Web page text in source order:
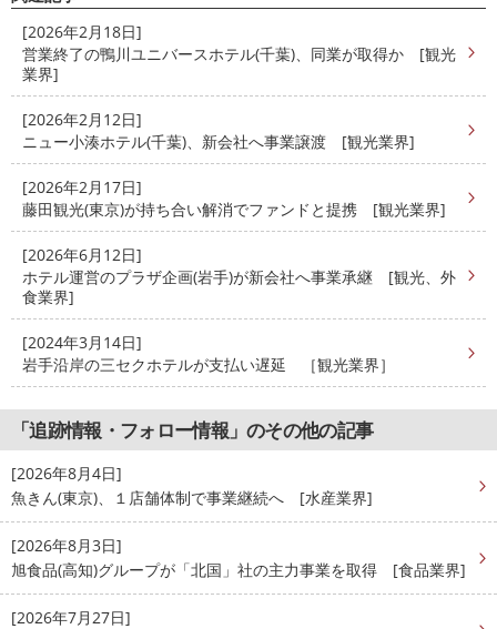
[2026年2月18日]
営業終了の鴨川ユニバースホテル(千葉)、同業が取得か [観光
業界]
[2026年2月12日]
ニュー小湊ホテル(千葉)、新会社へ事業譲渡 [観光業界]
[2026年2月17日]
藤田観光(東京)が持ち合い解消でファンドと提携 [観光業界]
[2026年6月12日]
ホテル運営のプラザ企画(岩手)が新会社へ事業承継 [観光、外
食業界]
[2024年3月14日]
岩手沿岸の三セクホテルが支払い遅延 ［観光業界］
「追跡情報・フォロー情報」のその他の記事
[2026年8月4日]
魚きん(東京)、１店舗体制で事業継続へ [水産業界]
[2026年8月3日]
旭食品(高知)グループが「北国」社の主力事業を取得 [食品業界]
[2026年7月27日]